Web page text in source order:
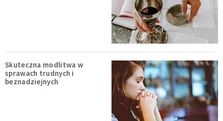
Skuteczna modlitwa w
sprawach trudnych i
beznadziejnych